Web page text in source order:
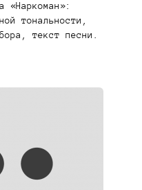
«Наркоман»:
тональности,
текст песни.